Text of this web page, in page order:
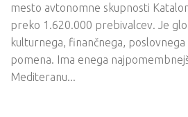
mesto avtonomne skupnosti
preko 1.620.000 prebivalcev. Je
kulturnega, finančnega,
pomena. Ima enega
Mediteranu...